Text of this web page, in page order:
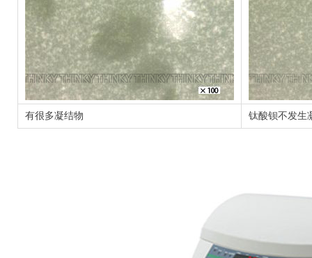
有很多凝结物 钛酸钡不发生